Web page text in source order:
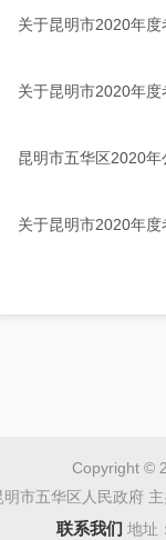
关于昆明市2020年
关于昆明市2020年
昆明市五华区2020
关于昆明市2020年
Copyright ©
明市五华区人民政府
联系我们 地址